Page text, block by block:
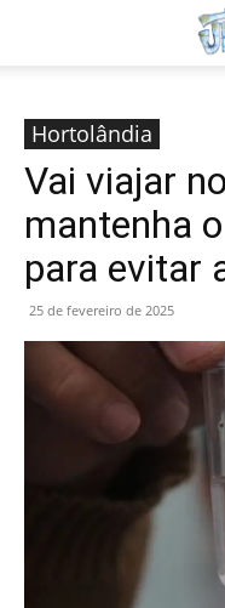
Hortolândia
Vai viajar
mantenha
para evitar
25 de fevereiro de 2025